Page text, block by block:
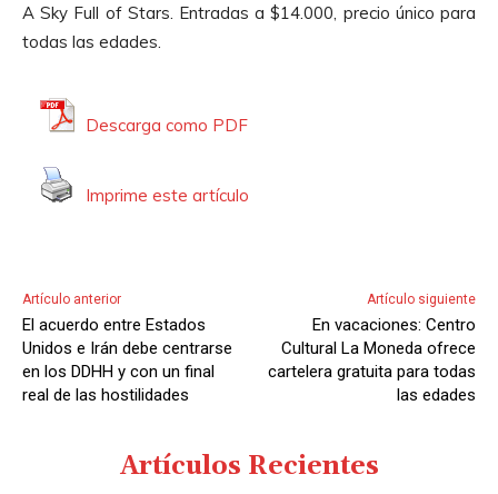
A Sky Full of Stars. Entradas a $14.000, precio único para
todas las edades.
Descarga como PDF
Imprime este artículo
Artículo anterior
El acuerdo entre Estados
Unidos e Irán debe centrarse
en los DDHH y con un final
real de las hostilidades
Artículo siguiente
En vacaciones: Centro
Cultural La Moneda ofrece
cartelera gratuita para todas
las edades
Artículos Recientes